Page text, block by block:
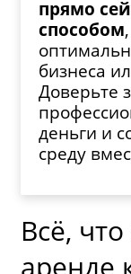
прямо
способом
бизнеса
Доверьте
деньги и
среду
Всё,
аренде